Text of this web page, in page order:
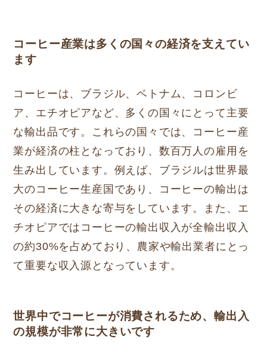
コーヒー産業は多くの国々の経済を支えてい
ます
コーヒーは、ブラジル、ベトナム、コロンビ
ア、エチオピアなど、多くの国々にとって主要
な輸出品です。これらの国々では、コーヒー産
業が経済の柱となっており、数百万人の雇用を
生み出しています。例えば、ブラジルは世界最
大のコーヒー生産国であり、コーヒーの輸出は
その経済に大きな寄与をしています。また、エ
チオピアではコーヒーの輸出収入が全輸出収入
の約30%を占めており、農家や輸出業者にとっ
て重要な収入源となっています。
世界中でコーヒーが消費されるため、輸出入
の規模が非常に大きいです